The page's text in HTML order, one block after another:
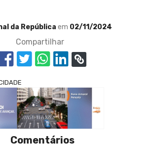
da República em 02/11/2024
Compartilhar
Comentários